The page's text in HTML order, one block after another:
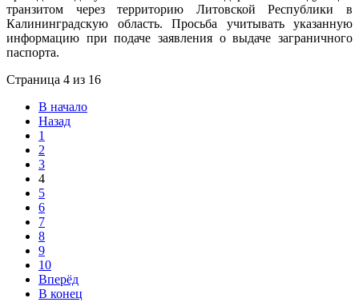
транзитом через территорию Литовской Республики в
Калининградскую область. Просьба учитывать указанную
информацию при подаче заявления о выдаче заграничного
паспорта.
Страница 4 из 16
В начало
Назад
1
2
3
4
5
6
7
8
9
10
Вперёд
В конец